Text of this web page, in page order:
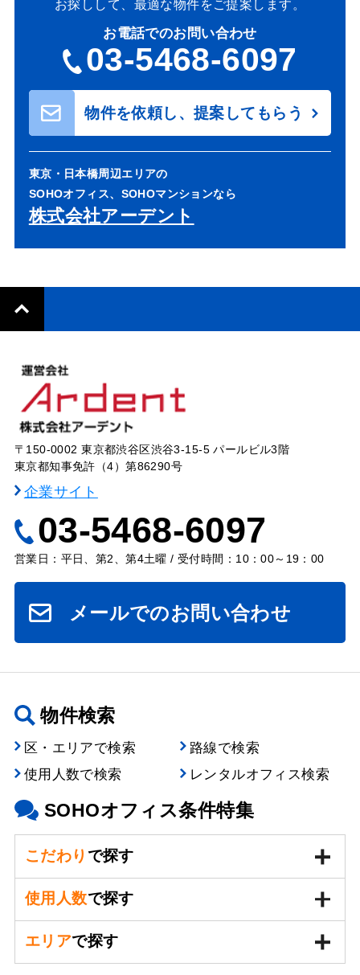
お探しして、最適な物件をご提案します。
お電話でのお問い合わせ
03-5468-6097
物件を依頼し、提案してもらう
東京・日本橋周辺エリアの
SOHOオフィス、SOHOマンションなら
株式会社アーデント
〒150-0002 東京都渋谷区渋谷3-15-5 パールビル3階
東京都知事免許（4）第86290号
企業サイト
03-5468-6097
営業日：平日、第2、第4土曜 / 受付時間：10：00～19：00
メールでのお問い合わせ
物件検索
区・エリアで検索
路線で検索
使用人数で検索
レンタルオフィス検索
SOHOオフィス条件特集
こだわり で探す
使用人数で探す
エリアで探す